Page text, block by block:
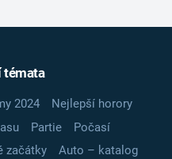
témata
2024
Nejlepší horory
Partie
Počasí
začátky
Auto – katalog